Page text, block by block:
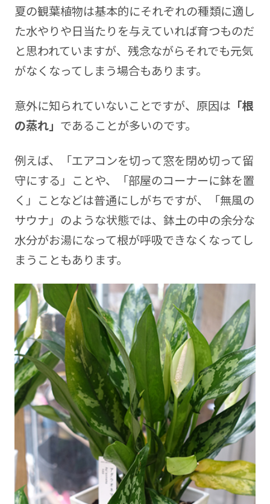
夏の観葉植物は基本的にそれぞれの種類に適し
た水やりや日当たりを与えていれば育つものだ
と思われていますが、残念ながらそれでも元気
がなくなってしまう場合もあります。
意外に知られていないことですが、原因は 「根
の蒸れ」 であることが多いのです。
例えば、「エアコンを切って窓を閉め切って留
守にする」ことや、「部屋のコーナーに鉢を置
く」ことなどは普通にしがちですが、「無風の
サウナ」のような状態では、鉢土の中の余分な
水分がお湯になって根が呼吸できなくなってし
まうこともあります。